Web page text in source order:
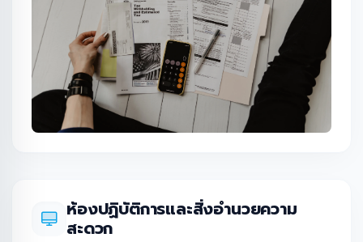
ห้องปฏิบัติการและสิ่งอำนวยความ
สะดวก